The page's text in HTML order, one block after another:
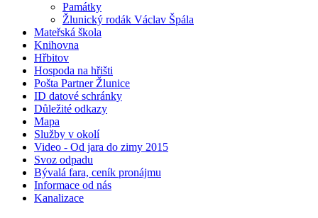
Památky
Žlunický rodák Václav Špála
Mateřská škola
Knihovna
Hřbitov
Hospoda na hřišti
Pošta Partner Žlunice
ID datové schránky
Důležité odkazy
Mapa
Služby v okolí
Video - Od jara do zimy 2015
Svoz odpadu
Bývalá fara, ceník pronájmu
Informace od nás
Kanalizace